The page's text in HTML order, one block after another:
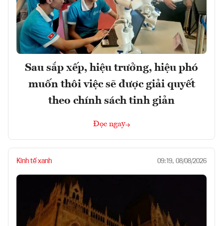
Sau sắp xếp, hiệu trưởng, hiệu phó
muốn thôi việc sẽ được giải quyết
theo chính sách tinh giản
Đọc ngay
Kinh tế xanh 09:19, 08/08/2026